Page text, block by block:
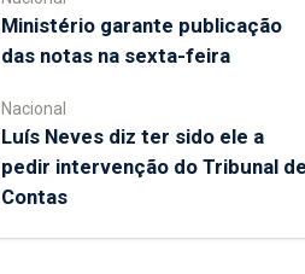
Ministério garante publicação
das notas na sexta-feira
Nacional
Luís Neves diz ter sido ele a
pedir intervenção do Tribunal
Contas